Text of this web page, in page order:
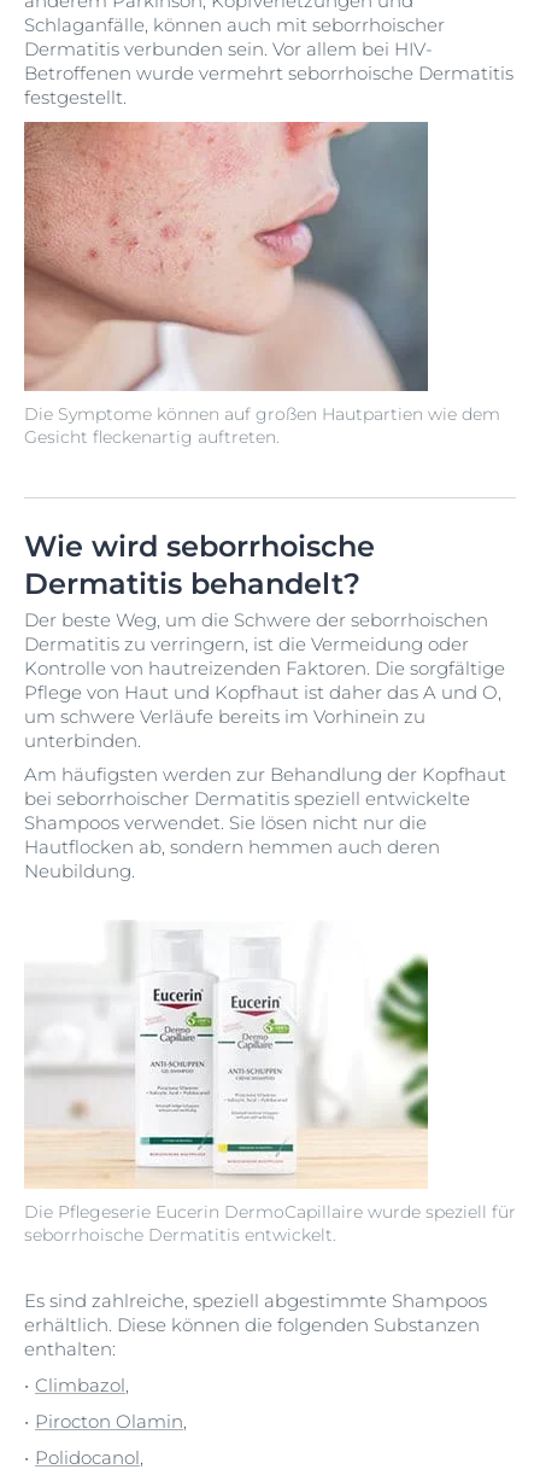
Die Symptome können auf großen Hautpartien wie dem
Gesicht fleckenartig auftreten.
Schlaganfälle, können auch mit seborrhoischer
Dermatitis verbunden sein. Vor allem bei HIV-
Betroffenen wurde vermehrt seborrhoische Dermatitis
festgestellt.
Wie wird seborrhoische
Dermatitis behandelt?
Die Pflegeserie Eucerin DermoCapillaire wurde speziell für
seborrhoische Dermatitis entwickelt.
Der beste Weg, um die Schwere der seborrhoischen
Dermatitis zu verringern, ist die Vermeidung oder
Kontrolle von hautreizenden Faktoren. Die sorgfältige
Pflege von Haut und Kopfhaut ist daher das A und O,
um schwere Verläufe bereits im Vorhinein zu
unterbinden.
Am häufigsten werden zur Behandlung der Kopfhaut
bei seborrhoischer Dermatitis speziell entwickelte
Shampoos verwendet. Sie lösen nicht nur die
Hautflocken ab, sondern hemmen auch deren
Neubildung.
Es sind zahlreiche, speziell abgestimmte Shampoos
erhältlich. Diese können die folgenden Substanzen
enthalten:
Climbazol,
Pirocton Olamin,
Polidocanol,